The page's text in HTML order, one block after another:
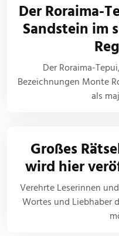
Der Roraima-
Sandstein im
Der Roraima-
Bezeichnungen Monte
als
Großes
wird hier
Verehrte Leserinnen
Wortes und Liebhaber